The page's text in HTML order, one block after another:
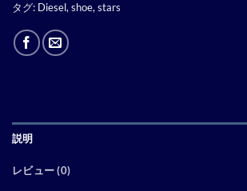
タグ: Diesel,shoe,stars
説明
レビュー (0)